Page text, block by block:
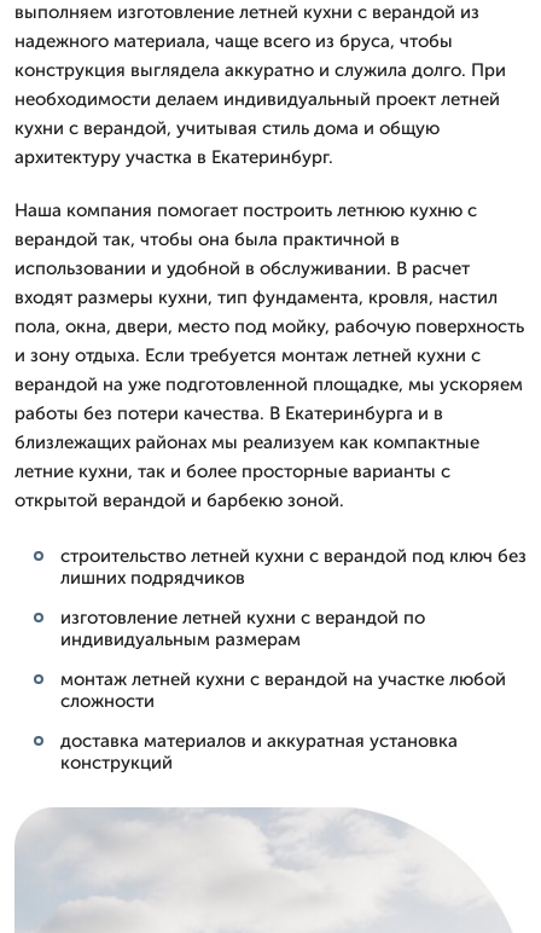
выполняем изготовление летней кухни с верандой из
надежного материала, чаще всего из бруса, чтобы
конструкция выглядела аккуратно и служила долго. При
необходимости делаем индивидуальный проект летней
кухни с верандой, учитывая стиль дома и общую
архитектуру участка в Екатеринбург.
Наша компания помогает построить летнюю кухню с
верандой так, чтобы она была практичной в
использовании и удобной в обслуживании. В расчет
входят размеры кухни, тип фундамента, кровля, настил
пола, окна, двери, место под мойку, рабочую поверхность
и зону отдыха. Если требуется монтаж летней кухни с
верандой на уже подготовленной площадке, мы ускоряем
работы без потери качества. В Екатеринбурга и в
близлежащих районах мы реализуем как компактные
летние кухни, так и более просторные варианты с
открытой верандой и барбекю зоной.
строительство летней кухни с верандой под ключ без
лишних подрядчиков
изготовление летней кухни с верандой по
индивидуальным размерам
монтаж летней кухни с верандой на участке любой
сложности
доставка материалов и аккуратная установка
конструкций